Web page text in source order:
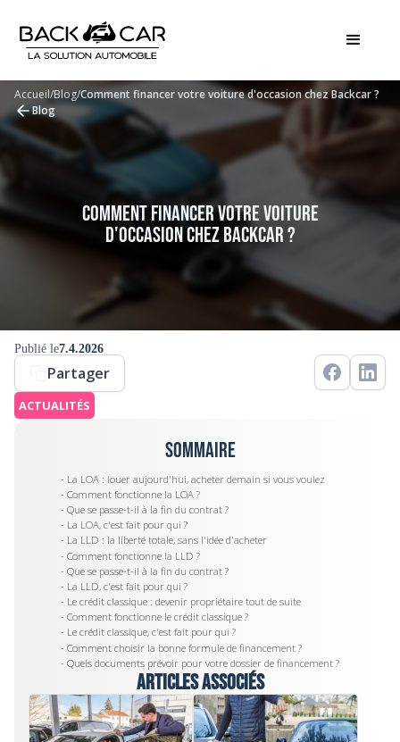
Accueil/Blog/Comment financer votre voiture d'occasion chez Backcar ?
Blog
Comment financer votre voiture
d'occasion chez Backcar ?
Publié le7.4.2026
Partager
ACTUALITÉS
Sommaire
- La LOA : louer aujourd'hui, acheter demain si vous voulez
- Comment fonctionne la LOA ?
- Que se passe-t-il à la fin du contrat ?
- La LOA, c'est fait pour qui ?
- La LLD : la liberté totale, sans l'idée d'acheter
- Comment fonctionne la LLD ?
- Que se passe-t-il à la fin du contrat ?
- La LLD, c'est fait pour qui ?
- Le crédit classique : devenir propriétaire tout de suite
- Comment fonctionne le crédit classique ?
- Le crédit classique, c'est fait pour qui ?
- Comment choisir la bonne formule de financement ?
- Quels documents prévoir pour votre dossier de financement ?
Articles associés